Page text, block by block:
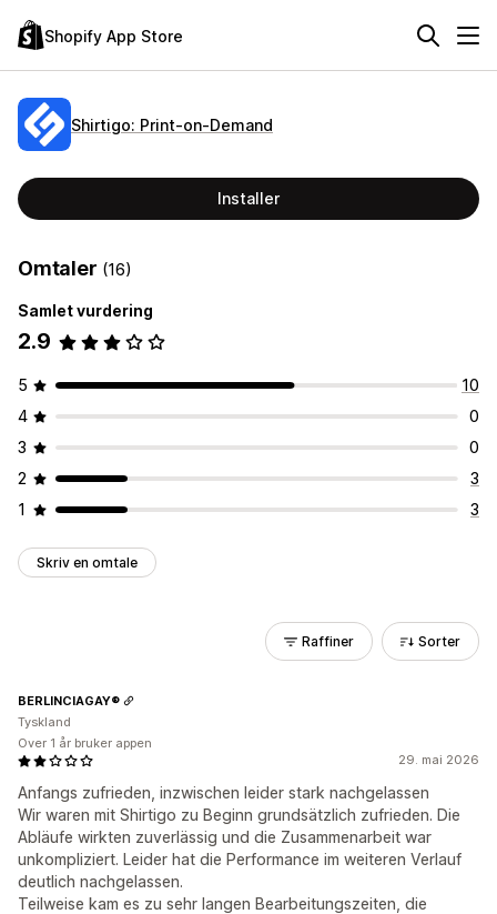
Shopify App Store
Shirtigo: Print‑on‑Demand
Installer
Omtaler (16)
Samlet vurdering
2.9
5
10
4
0
3
0
2
3
1
3
Skriv en omtale
Raffiner Sorter
29. mai 2026
Anfangs zufrieden, inzwischen leider stark nachgelassen
Wir waren mit Shirtigo zu Beginn grundsätzlich zufrieden. Die
Abläufe wirkten zuverlässig und die Zusammenarbeit war
unkompliziert. Leider hat die Performance im weiteren Verlauf
deutlich nachgelassen.
Teilweise kam es zu sehr langen Bearbeitungszeiten, die
BERLINCIAGAY®
Tyskland
Over 1 år bruker appen